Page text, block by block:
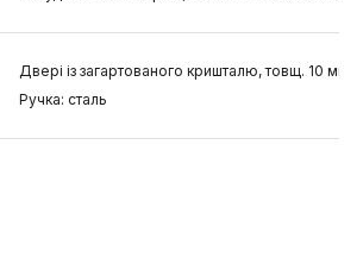
Двері із загартованого кришталю, товщ. 10 мм.
Ручка: сталь